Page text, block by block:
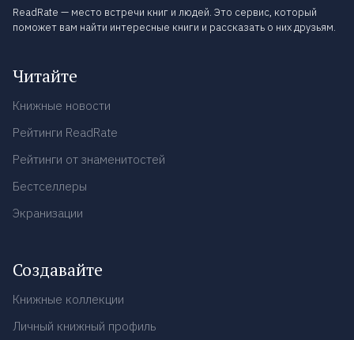
ReadRate — место встречи книг и людей. Это сервис, который
поможет вам найти интересные книги и рассказать о них друзьям.
Читайте
Книжные новости
Рейтинги ReadRate
Рейтинги от знаменитостей
Бестселлеры
Экранизации
Создавайте
Книжные коллекции
Личный книжный профиль